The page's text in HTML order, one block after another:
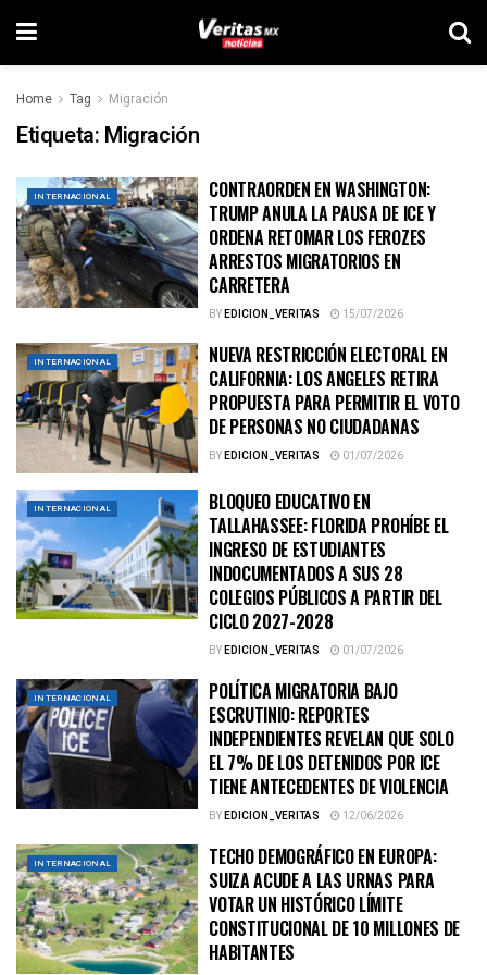
Home Tag Migración
Etiqueta: Migración
INTERNACIONAL
CONTRAORDEN EN WASHINGTON:
TRUMP ANULA LA PAUSA DE ICE Y
ORDENA RETOMAR LOS FEROZES
ARRESTOS MIGRATORIOS EN
CARRETERA
BYEDICION_VERITAS 15/07/2026
INTERNACIONAL
NUEVA RESTRICCIÓN ELECTORAL EN
CALIFORNIA: LOS ANGELES RETIRA
PROPUESTA PARA PERMITIR EL VOTO
DE PERSONAS NO CIUDADANAS
BYEDICION_VERITAS 01/07/2026
INTERNACIONAL
BLOQUEO EDUCATIVO EN
TALLAHASSEE: FLORIDA PROHÍBE EL
INGRESO DE ESTUDIANTES
INDOCUMENTADOS A SUS 28
COLEGIOS PÚBLICOS A PARTIR DEL
CICLO 2027-2028
BYEDICION_VERITAS 01/07/2026
INTERNACIONAL
POLÍTICA MIGRATORIA BAJO
ESCRUTINIO: REPORTES
INDEPENDIENTES REVELAN QUE SOLO
EL 7% DE LOS DETENIDOS POR ICE
TIENE ANTECEDENTES DE VIOLENCIA
BYEDICION_VERITAS 12/06/2026
INTERNACIONAL
TECHO DEMOGRÁFICO EN EUROPA:
SUIZA ACUDE A LAS URNAS PARA
VOTAR UN HISTÓRICO LÍMITE
CONSTITUCIONAL DE 10 MILLONES DE
HABITANTES